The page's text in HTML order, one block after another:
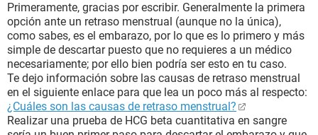
Primeramente, gracias por escribir. Generalmente la primera
opción ante un retraso menstrual (aunque no la única),
como sabes, es el embarazo, por lo que es lo primero y más
simple de descartar puesto que no requieres a un médico
necesariamente; por ello bien podría ser esto en tu caso.
Te dejo información sobre las causas de retraso menstrual
en el siguiente enlace para que lea un poco más al respecto:
¿Cuáles son las causas de retraso menstrual?
Realizar una prueba de HCG beta cuantitativa en sangre